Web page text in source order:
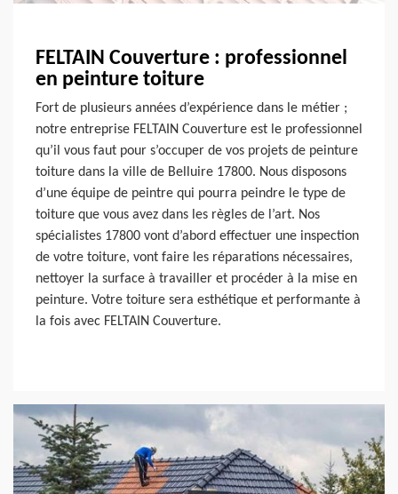
FELTAIN Couverture : professionnel
en peinture toiture
Fort de plusieurs années d’expérience dans le métier ;
notre entreprise FELTAIN Couverture est le professionnel
qu’il vous faut pour s’occuper de vos projets de peinture
toiture dans la ville de Belluire 17800. Nous disposons
d’une équipe de peintre qui pourra peindre le type de
toiture que vous avez dans les règles de l’art. Nos
spécialistes 17800 vont d’abord effectuer une inspection
de votre toiture, vont faire les réparations nécessaires,
nettoyer la surface à travailler et procéder à la mise en
peinture. Votre toiture sera esthétique et performante à
la fois avec FELTAIN Couverture.